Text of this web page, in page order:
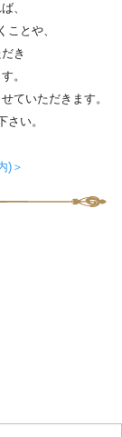
、
とや、
き
。
ていただきます。
い。
)＞